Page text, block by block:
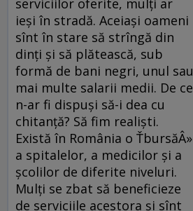
serviciilor oferite, mulţi ar
ieşi în stradă. Aceiaşi oameni
sînt în stare să strîngă din
dinţi şi să plătească, sub
formă de bani negri, unul sau
mai multe salarii medii. De ce
n-ar fi dispuşi să-i dea cu
chitanţă? Să fim realişti.
Există în România o ŤbursăÂ»
a spitalelor, a medicilor şi a
şcolilor de diferite niveluri.
Mulţi se zbat să beneficieze
de serviciile acestora şi sînt